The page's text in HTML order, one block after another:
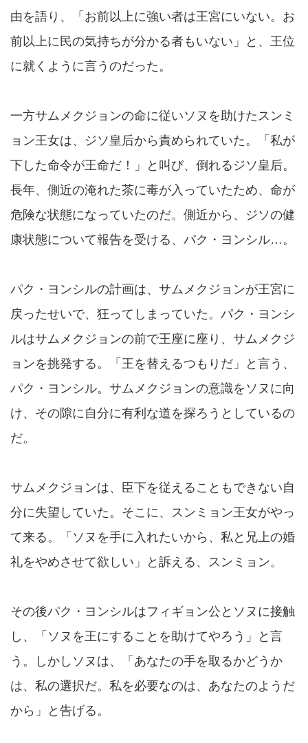
由を語り、「お前以上に強い者は王宮にいない。お
前以上に民の気持ちが分かる者もいない」と、王位
に就くように言うのだった。
一方サムメクジョンの命に従いソヌを助けたスンミ
ョン王女は、ジソ皇后から責められていた。「私が
下した命令が王命だ！」と叫び、倒れるジソ皇后。
長年、側近の淹れた茶に毒が入っていたため、命が
危険な状態になっていたのだ。側近から、ジソの健
康状態について報告を受ける、パク・ヨンシル…。
パク・ヨンシルの計画は、サムメクジョンが王宮に
戻ったせいで、狂ってしまっていた。パク・ヨンシ
ルはサムメクジョンの前で王座に座り、サムメクジ
ョンを挑発する。「王を替えるつもりだ」と言う、
パク・ヨンシル。サムメクジョンの意識をソヌに向
け、その隙に自分に有利な道を探ろうとしているの
だ。
サムメクジョンは、臣下を従えることもできない自
分に失望していた。そこに、スンミョン王女がやっ
て来る。「ソヌを手に入れたいから、私と兄上の婚
礼をやめさせて欲しい」と訴える、スンミョン。
その後パク・ヨンシルはフィギョン公とソヌに接触
し、「ソヌを王にすることを助けてやろう」と言
う。しかしソヌは、「あなたの手を取るかどうか
は、私の選択だ。私を必要なのは、あなたのようだ
から」と告げる。